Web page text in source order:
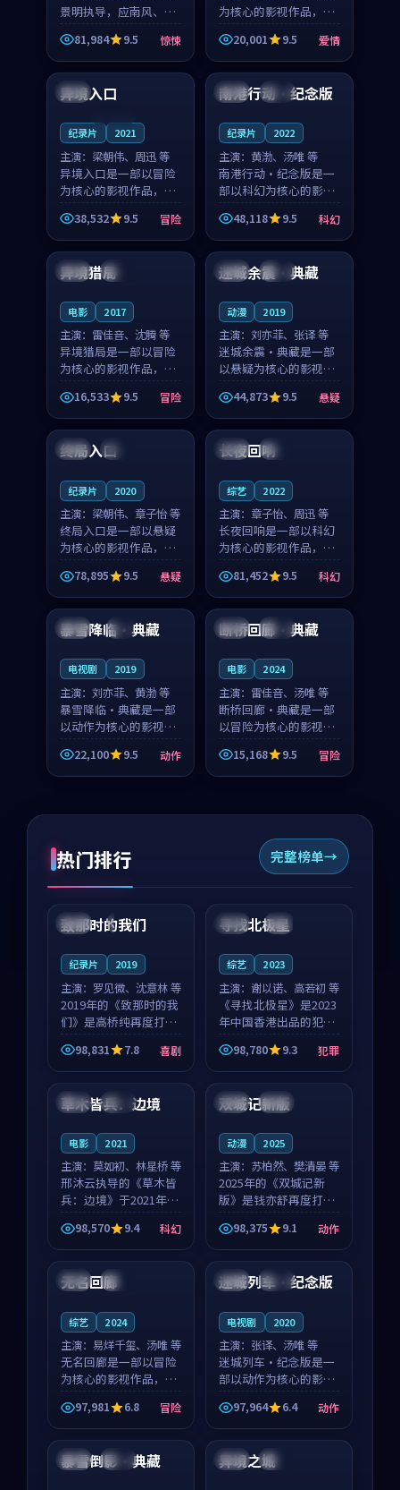
景明执导，应南风、李
宥真领衔主演，是一部
2018年上映的日本惊悚
综艺。影片以邻里温情
遇到告别都浸着真实
81,984 9.5 惊悚
为核心的影视作品，围
绕危机、反转与人物成
长展开，整体节奏紧
凑，值得推荐观看。
20,001 9.5 爱情
泰国
异境入口
纪录片 2021
主演： 梁朝伟、周迅 等
异境入口是一部以冒险
为核心的影视作品，围
绕危机、反转与人物成
长展开，整体节奏紧
凑，值得推荐观看。
38,532 9.5 冒险
中国 独播
南港行动·纪念版
纪录片 2022
主演： 黄渤、汤唯 等
南港行动·纪念版是一
部以科幻为核心的影视
作品，围绕危机、反转
与人物成长展开，整体
节奏紧凑，值得推荐观
看。
48,118 9.5 科幻
中国 高分
异境猎局
电影 2017
主演： 雷佳音、沈腾 等
异境猎局是一部以冒险
为核心的影视作品，围
绕危机、反转与人物成
长展开，整体节奏紧
凑，值得推荐观看。
16,533 9.5 冒险
美国 杜比
迷城余震·典藏
动漫 2019
主演： 刘亦菲、张译 等
迷城余震·典藏是一部
以悬疑为核心的影视作
品，围绕危机、反转与
人物成长展开，整体节
奏紧凑，值得推荐观
看。
44,873 9.5 悬疑
日本 热播
终局入口
纪录片 2020
主演： 梁朝伟、章子怡 等
终局入口是一部以悬疑
为核心的影视作品，围
绕危机、反转与人物成
长展开，整体节奏紧
凑，值得推荐观看。
78,895 9.5 悬疑
美国 高分
长夜回响
综艺 2022
主演： 章子怡、周迅 等
长夜回响是一部以科幻
为核心的影视作品，围
绕危机、反转与人物成
长展开，整体节奏紧
凑，值得推荐观看。
81,452 9.5 科幻
中国 4K
暴雪降临·典藏
电视剧 2019
主演： 刘亦菲、黄渤 等
暴雪降临·典藏是一部
以动作为核心的影视作
品，围绕危机、反转与
人物成长展开，整体节
奏紧凑，值得推荐观
22,100 9.5 动作
日本 杜比
断桥回廊·典藏
电影 2024
主演： 雷佳音、汤唯 等
断桥回廊·典藏是一部
以冒险为核心的影视作
品，围绕危机、反转与
人物成长展开，整体节
奏紧凑，值得推荐观
15,168 9.5 冒险
热门排行 完整榜单
中国 4K
99:22
致那时的我们
纪录片 2019
主演： 罗见微、沈意林 等
2019年的《致那时的我
们》是高桥纯再度打磨
的喜剧佳作。中国大陆
的取景与都市寓言的氛
围相互成就，罗见微与
沈意林的对手戏自然克
制，让整部影片在悬
98,831 7.8 喜剧
中国 4K
99:18
寻找北极星
综艺 2023
主演： 谢以诺、高若初 等
《寻找北极星》是2023
年中国香港出品的犯罪
新作，主创团队希望用
公路冒险的故事让观众
停下来想一想。谢以诺
领衔，高若初担任重要
角色，戚南柯的叙事
98,780 9.3 犯罪
泰国 独播
草木皆兵：边境
电影 2021
主演： 莫如初、林星桥 等
邢沐云执导的《草木皆
兵：边境》于2021年面
世，泰国的城市气质与
校园青春的人物心境共
同构筑了影片基调。莫
如初、林星桥用细腻的
表演撑起整部科幻电
98,570 9.4 科幻
中国 独播
双城记新版
动漫 2025
主演： 苏柏然、樊清晏 等
2025年的《双城记新
版》是钱亦舒再度打磨
的动作佳作。中国大陆
的取景与沙漠探险的氛
围相互成就，苏柏然与
樊清晏的对手戏自然克
制，让整部影片在悬念
98,375 9.1 动作
美国 独播
无名回廊
综艺 2024
主演： 易烊千玺、汤唯 等
无名回廊是一部以冒险
为核心的影视作品，围
绕危机、反转与人物成
长展开，整体节奏紧
凑，值得推荐观看。
97,981 6.8 冒险
美国 高分
迷城列车·纪念版
电视剧 2020
主演： 张译、汤唯 等
迷城列车·纪念版是一
部以动作为核心的影视
作品，围绕危机、反转
与人物成长展开，整体
节奏紧凑，值得推荐观
看。
97,964 6.4 动作
日本 热播
暴雪倒影·典藏 中国 独播
异境之城